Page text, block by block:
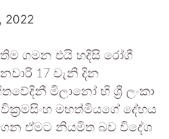
2022
ගමන එයි හදිසි රෝගී
17 වැනි දින
මිලානෝ හි ශ්‍රී ලංකා
මහත්මියගේ දේහය
ඒමට නියමිත බව විදේශ